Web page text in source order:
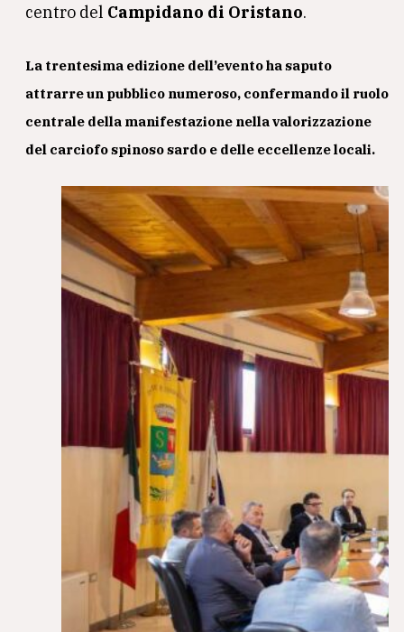
centro del Campidano di Oristano.
La trentesima edizione dell’evento ha saputo
attrarre un pubblico numeroso, confermando il ruolo
centrale della manifestazione nella valorizzazione
del carciofo spinoso sardo e delle eccellenze locali.